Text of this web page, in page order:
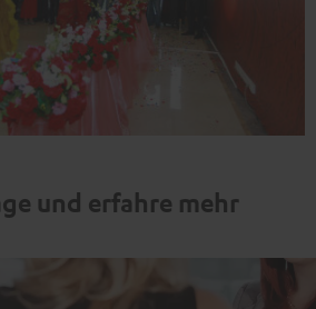
und erfahre mehr